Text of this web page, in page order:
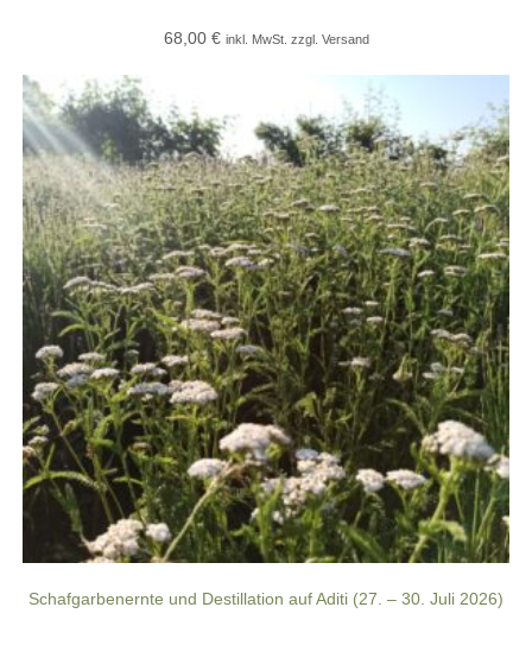
68,00 € inkl. MwSt. zzgl. Versand
Schafgarbenernte und Destillation auf Aditi (27. – 30. Juli 2026)